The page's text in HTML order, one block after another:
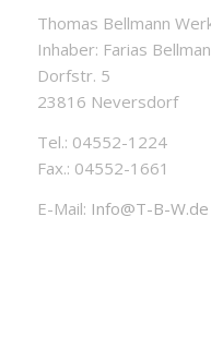
Thomas Bellmann
Inhaber: Farias
Dorfstr. 5
23816 Neversdorf
Tel.: 04552-1224
Fax.: 04552-1661
E-Mail: Info@T-B-W.de